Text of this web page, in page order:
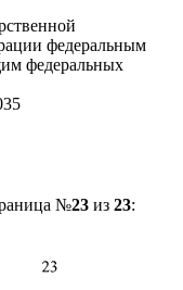
федеральным
федеральных
№23из 23: